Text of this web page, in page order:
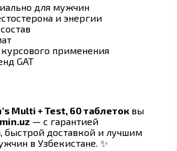
для мужчин
и энергии
применения
GAT
Multi + Test, 60 таблеток вы
— с гарантией
быстрой доставкой и лучшим
в Узбекистане. ✨